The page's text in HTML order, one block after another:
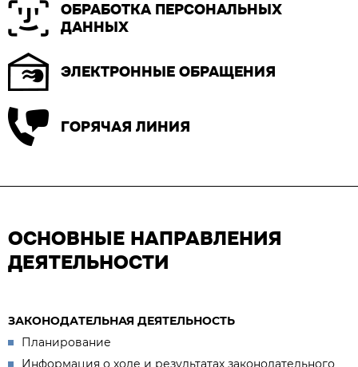
ОБРАБОТКА ПЕРСОНАЛЬНЫХ
ДАННЫХ
ЭЛЕКТРОННЫЕ ОБРАЩЕНИЯ
ГОРЯЧАЯ ЛИНИЯ
ОСНОВНЫЕ НАПРАВЛЕНИЯ
ДЕЯТЕЛЬНОСТИ
ЗАКОНОДАТЕЛЬНАЯ ДЕЯТЕЛЬНОСТЬ
Планирование
Информация о ходе и результатах законодательного